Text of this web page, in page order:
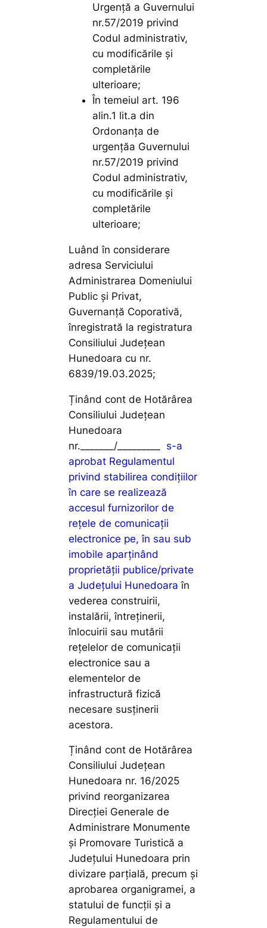
Urgență a Guvernului
nr.57/2019 privind
Codul administrativ,
cu modificările și
completările
ulterioare;
În temeiul art. 196
alin.1 lit.a din
Ordonanța de
urgențăa Guvernului
nr.57/2019 privind
Codul administrativ,
cu modificările și
completările
ulterioare;
Luând în considerare
adresa Serviciului
Administrarea Domeniului
Public și Privat,
Guvernanță Coporativă,
înregistrată la registratura
Consiliului Județean
Hunedoara cu nr.
6839/19.03.2025;
Ținând cont de Hotărârea
Consiliului Județean
Hunedoara
nr._______/_________
s-a
aprobat Regulamentul
privind stabilirea condițiilor
în care se realizează
accesul furnizorilor de
rețele de comunicații
electronice pe, în sau sub
imobile aparținând
proprietății publice/private
a Județului Hunedoara în
vederea construirii,
instalării, întreținerii,
înlocuirii sau mutării
rețelelor de comunicații
electronice sau a
elementelor de
infrastructură fizică
necesare susținerii
acestora.
Ținând cont de Hotărârea
Consiliului Județean
Hunedoara nr. 16/2025
privind reorganizarea
Direcției Generale de
Administrare Monumente
și Promovare Turistică a
Județului Hunedoara prin
divizare parțială, precum și
aprobarea organigramei, a
statului de funcții și a
Regulamentului de